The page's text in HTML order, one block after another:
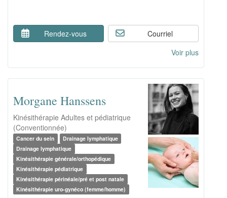
Rendez-vous
Courriel
Voir plus
Morgane Hanssens
Kinésithérapie Adultes et pédiatrique
(Conventionnée)
Cancer du sein
Drainage lymphatique
Drainage lymphatique
Kinésithérapie générale/orthopédique
Kinésithérapie pédiatrique
Kinésithérapie périnéale/pré et post natale
Kinésithérapie uro-gynéco (femme/homme)